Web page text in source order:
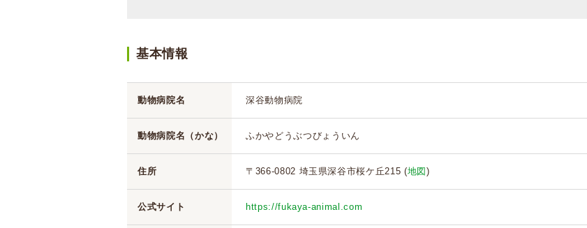
基本情報
動物病院名 深谷動物病院
動物病院名（かな） ふかやどうぶつびょういん
住所 〒366-0802 埼玉県深谷市桜ケ丘215 (地図 )
公式サイト https://fukaya-animal.com